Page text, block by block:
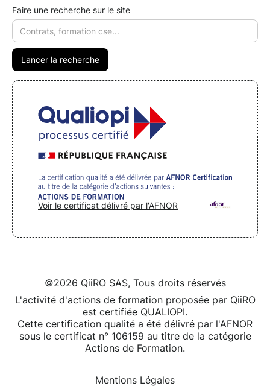
Faire une recherche sur le site
Voir le certificat délivré par l'AFNOR
©2026 QiiRO SAS, Tous droits réservés
L'activité d'actions de formation proposée par QiiRO
est certifiée QUALIOPI.
Cette certification qualité a été délivré par l'AFNOR
sous le certificat n° 106159 au titre de la catégorie
Actions de Formation.
Mentions Légales